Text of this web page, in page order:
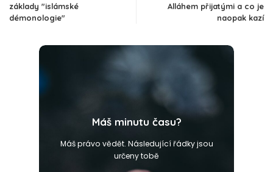
základy "islámské
démonologie"
Alláhem přijatými a co je
naopak kazí
Máš minutu času?
Máš právo vědět. Následující řádky jsou
určeny tobě